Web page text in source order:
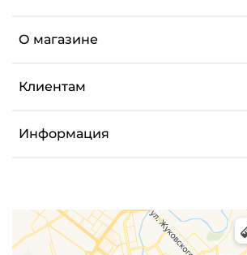
О магазине
Клиентам
Информация